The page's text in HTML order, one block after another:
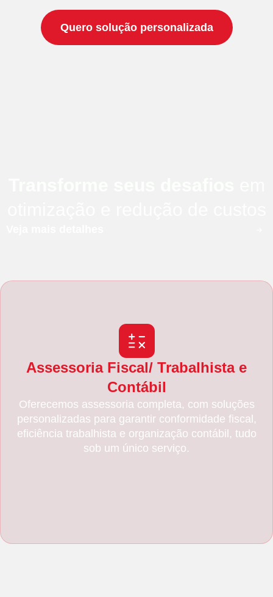
Quero solução personalizada
Assessoria Fiscal/ Trabalhista e
Contábil
Oferecemos assessoria completa, com soluções
personalizadas para garantir conformidade fiscal,
eficiência trabalhista e organização contábil, tudo
sob um único serviço.